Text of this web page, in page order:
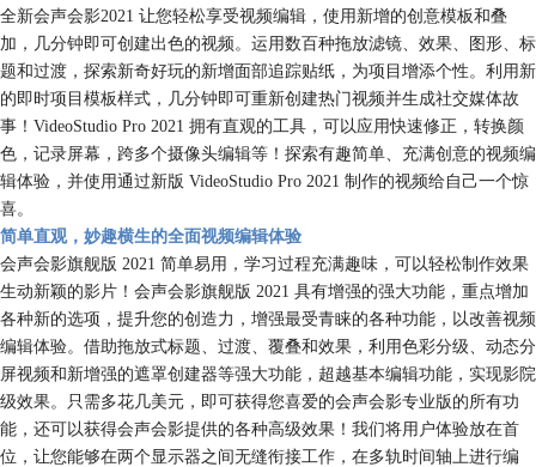
全新会声会影2021 让您轻松享受视频编辑，使用新增的创意模板和叠
加，几分钟即可创建出色的视频。运用数百种拖放滤镜、效果、图形、标
题和过渡，探索新奇好玩的新增面部追踪贴纸，为项目增添个性。利用新
的即时项目模板样式，几分钟即可重新创建热门视频并生成社交媒体故
事！VideoStudio Pro 2021 拥有直观的工具，可以应用快速修正，转换颜
色，记录屏幕，跨多个摄像头编辑等！探索有趣简单、充满创意的视频编
辑体验，并使用通过新版 VideoStudio Pro 2021 制作的视频给自己一个惊
喜。
简单直观，妙趣横生的全面视频编辑体验
会声会影旗舰版 2021 简单易用，学习过程充满趣味，可以轻松制作效果
生动新颖的影片！会声会影旗舰版 2021 具有增强的强大功能，重点增加
各种新的选项，提升您的创造力，增强最受青睐的各种功能，以改善视频
编辑体验。借助拖放式标题、过渡、覆叠和效果，利用色彩分级、动态分
屏视频和新增强的遮罩创建器等强大功能，超越基本编辑功能，实现影院
级效果。只需多花几美元，即可获得您喜爱的会声会影专业版的所有功
能，还可以获得会声会影提供的各种高级效果！我们将用户体验放在首
位，让您能够在两个显示器之间无缝衔接工作，在多轨时间轴上进行编